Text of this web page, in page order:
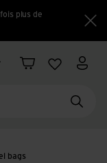
plus de
de langue
PanierListe Mon
bags